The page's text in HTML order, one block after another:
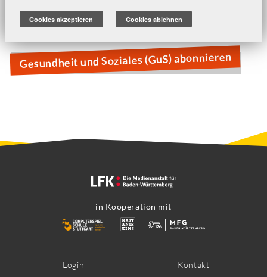
Cookies akzeptieren Cookies ablehnen
Die Sims
The Unstoppables
Gesundheit und Soziales (GuS) abonnieren
in Kooperation mit
Footer
Login
Kontakt